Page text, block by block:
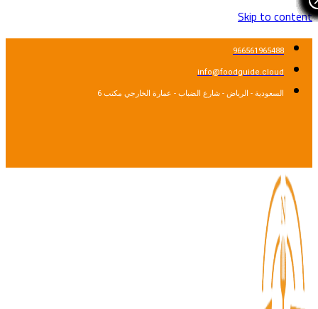
Skip to
966561965488
info@foodguide.cloud
السعودية - الرياض - شارع الضباب - عمارة الخارجي مكتب 6